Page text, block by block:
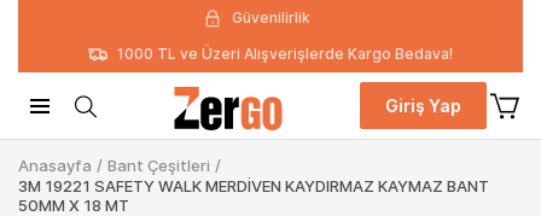
Güvenilirlik
1000 TL ve Üzeri Alışverişlerde Kargo Bedava!
Giriş Yap
Anasayfa / Bant Çeşitleri /
3M 19221 SAFETY WALK MERDİVEN KAYDIRMAZ KAYMAZ BANT
50MM X 18 MT